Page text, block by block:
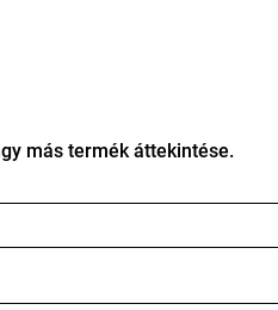
más termék áttekintése.